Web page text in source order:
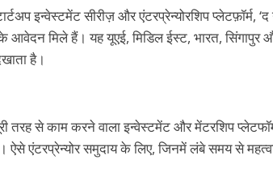
इन्वेस्टमेंटसीरीज़औरएंटरप्रेन्योरशिपप्लेटफ़ॉर्म, ‘द
आवेदनमिलेहैं। यहयूएई,मिडिलईस्ट, भारत,सिंगापुर
है।
तरहसेकामकरनेवालाइन्वेस्टमेंटऔरमेंटरशिप
ऐसेएंटरप्रेन्योरसमुदायकेलिए,जिनमेंलंबेसमयसे